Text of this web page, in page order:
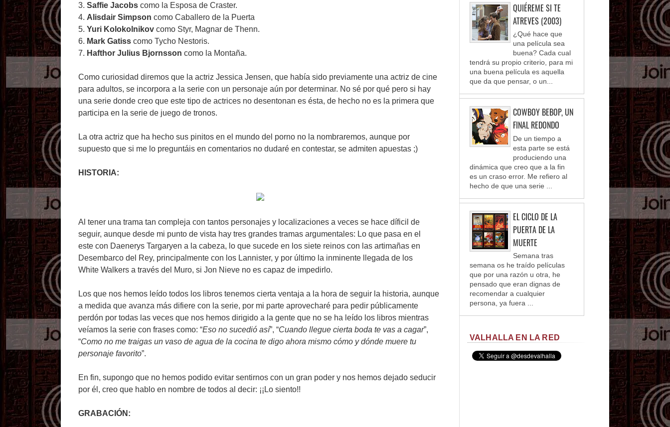
3. Saffie Jacobs como la Esposa de Craster.
4. Alisdair Simpson como Caballero de la Puerta
5. Yuri Kolokolnikov como Styr, Magnar de Thenn.
6. Mark Gatiss como Tycho Nestoris.
7. Hafthor Julius Bjornsson como la Montaña.
Como curiosidad diremos que la actriz Jessica Jensen, que había sido previamente una actriz de cine
para adultos, se incorpora a la serie con un personaje aún por determinar. No sé por qué pero si hay
una serie donde creo que este tipo de actrices no desentonan es ésta, de hecho no es la primera que
participa en la serie de juego de tronos.
La otra actriz que ha hecho sus pinitos en el mundo del porno no la nombraremos, aunque por
supuesto que si me lo preguntáis en comentarios no dudaré en contestar, se admiten apuestas ;)
HISTORIA:
Al tener una trama tan compleja con tantos personajes y localizaciones a veces se hace díficil de
seguir, aunque desde mi punto de vista hay tres grandes tramas argumentales: Lo que pasa en el
este con Daenerys Targaryen a la cabeza, lo que sucede en los siete reinos con las artimañas en
Desembarco del Rey, principalmente con los Lannister, y por último la inminente llegada de los
White Walkers a través del Muro, si Jon Nieve no es capaz de impedirlo.
Los que nos hemos leído todos los libros tenemos cierta ventaja a la hora de seguir la historia, aunque
a medida que avanza más difiere con la serie, por mi parte aprovecharé para pedir públicamente
perdón por todas las veces que nos hemos dirigido a la gente que no se ha leído los libros mientras
veíamos la serie con frases como: “Eso no sucedió así”, “Cuando llegue cierta boda te vas a cagar”,
“Como no me traigas un vaso de agua de la cocina te digo ahora mismo cómo y dónde muere tu
personaje favorito”.
En fin, supongo que no hemos podido evitar sentirnos con un gran poder y nos hemos dejado seducir
por él, creo que hablo en nombre de todos al decir: ¡¡Lo siento!!
GRABACIÓN:
QUIÉREME SI TE
ATREVES (2003)
¿Qué hace que
una película sea
buena? Cada cual
tendrá su propio criterio, para mi
una buena película es aquella
que da que pensar, o un...
COWBOY BEBOP, UN
FINAL REDONDO
De un tiempo a
esta parte se está
produciendo una
dinámica que creo que a la fin
es un craso error. Me refiero al
hecho de que una serie ...
EL CICLO DE LA
PUERTA DE LA
MUERTE
Semana tras
semana os he traído películas
que por una razón u otra, he
pensado que eran dignas de
recomendar a cualquier
persona, ya fuera ...
VALHALLA EN LA RED